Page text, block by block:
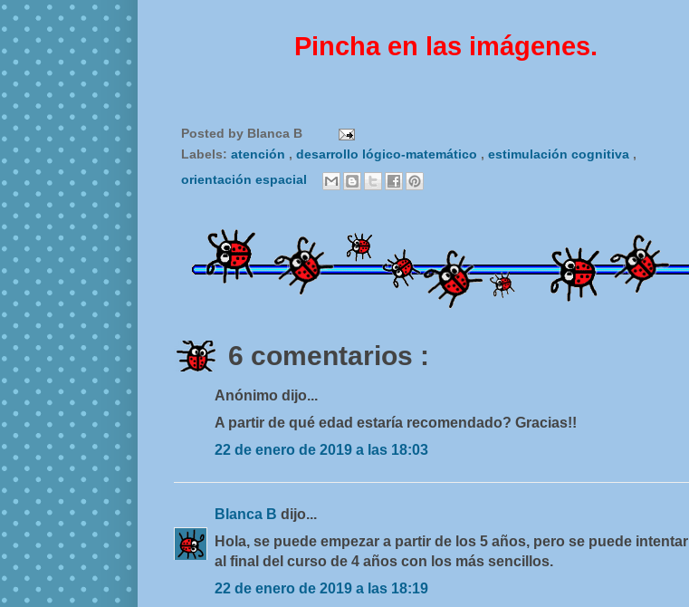
Pincha en las imágenes.
Posted by Blanca B
Labels: atención , desarrollo lógico-matemático , estimulación cognitiva ,
orientación espacial
6 comentarios :
Anónimo dijo...
A partir de qué edad estaría recomendado? Gracias!!
22 de enero de 2019 a las 18:03
Blanca B dijo...
Hola, se puede empezar a partir de los 5 años, pero se puede intentar
al final del curso de 4 años con los más sencillos.
22 de enero de 2019 a las 18:19